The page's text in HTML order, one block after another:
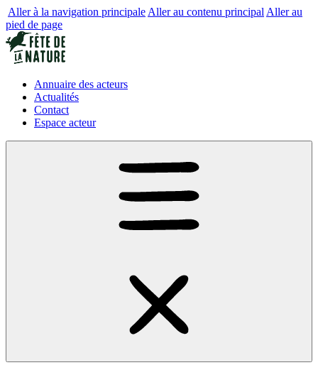
Aller à la navigation principale Aller au contenu principal Aller au
pied de page
Annuaire des acteurs
Actualités
Contact
Espace acteur